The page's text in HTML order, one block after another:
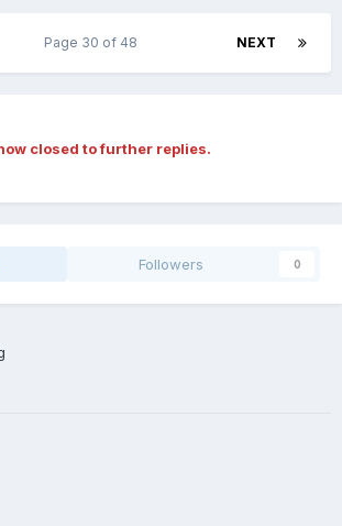
NEXT
Page 30 of 48
closed to further replies.
Followers 0